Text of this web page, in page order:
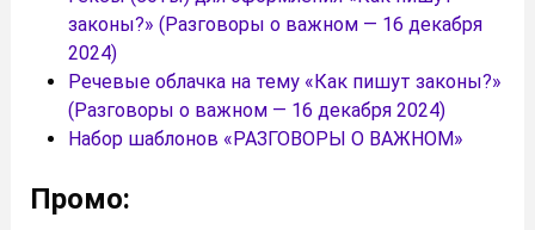
законы?» (Разговоры о важном — 16 декабря
2024)
Речевые облачка на тему «Как пишут законы?»
(Разговоры о важном — 16 декабря 2024)
Набор шаблонов «РАЗГОВОРЫ О ВАЖНОМ»
Промо: